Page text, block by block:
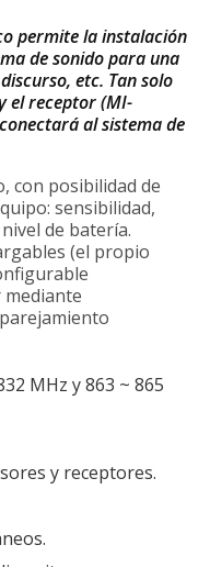
permite la instalación
de sonido para una
etc. Tan solo
el receptor (MI-
al sistema de
con posibilidad de
sensibilidad,
de batería.
(el propio
MHz y 863 ~ 865
y receptores.